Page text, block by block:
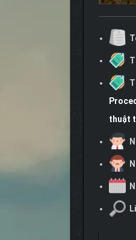
thuật